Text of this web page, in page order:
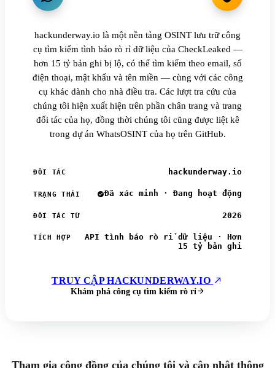
hackunderway.io là một nền tảng OSINT lưu trữ công
cụ tìm kiếm tình báo rò rỉ dữ liệu của CheckLeaked —
hơn 15 tỷ bản ghi bị lộ, có thể tìm kiếm theo email, số
điện thoại, mật khẩu và tên miền — cùng với các công
cụ khác dành cho nhà điều tra. Các lượt tra cứu của
chúng tôi hiện xuất hiện trên phần chân trang và trang
đối tác của họ, đồng thời chúng tôi cũng được liệt kê
trong dự án WhatsOSINT của họ trên GitHub.
ĐỐI TÁC hackunderway.io
TRẠNG THÁI Đã xác minh · Đang hoạt động
ĐỐI TÁC TỪ 2026
TÍCH HỢP
API tình báo rò rỉ dữ liệu · Hơn
15 tỷ bản ghi
TRUY CẬP HACKUNDERWAY.IO
Khám phá công cụ tìm kiếm rò rỉ
Tham gia cộng đồng của chúng tôi và cập nhật thông